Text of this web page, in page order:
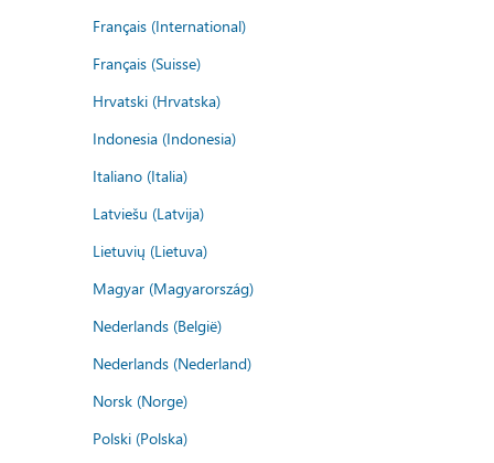
Français (International)
Français (Suisse)
Hrvatski (Hrvatska)
Indonesia (Indonesia)
Italiano (Italia)
Latviešu (Latvija)
Lietuvių (Lietuva)
Magyar (Magyarország)
Nederlands (België)
Nederlands (Nederland)
Norsk (Norge)
Polski (Polska)